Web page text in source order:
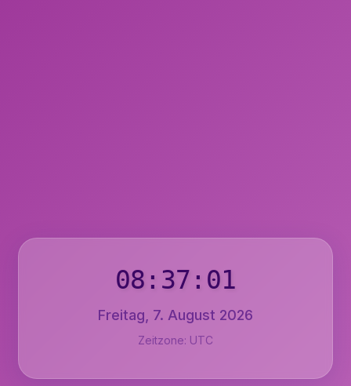
08:37:02
Freitag, 7. August 2026
Zeitzone: UTC